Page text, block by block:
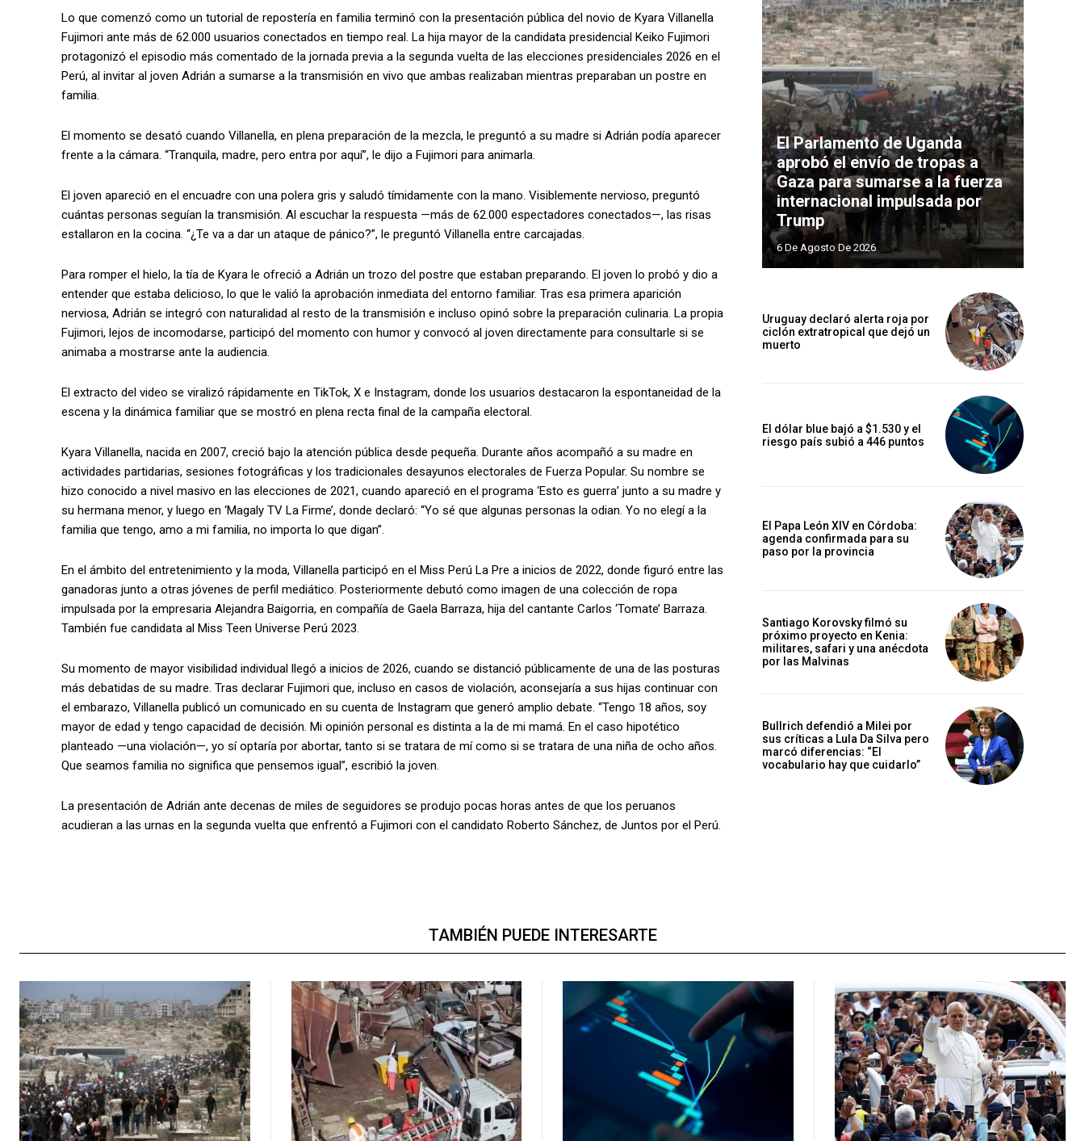
Lo que comenzó como un tutorial de repostería en familia terminó con la presentación pública del novio de Kyara Villanella
Fujimori ante más de 62.000 usuarios conectados en tiempo real. La hija mayor de la candidata presidencial Keiko Fujimori
protagonizó el episodio más comentado de la jornada previa a la segunda vuelta de las elecciones presidenciales 2026 en el
Perú, al invitar al joven Adrián a sumarse a la transmisión en vivo que ambas realizaban mientras preparaban un postre en
familia.
El momento se desató cuando Villanella, en plena preparación de la mezcla, le preguntó a su madre si Adrián podía aparecer
frente a la cámara. “Tranquila, madre, pero entra por aquí”, le dijo a Fujimori para animarla.
El joven apareció en el encuadre con una polera gris y saludó tímidamente con la mano. Visiblemente nervioso, preguntó
cuántas personas seguían la transmisión. Al escuchar la respuesta —más de 62.000 espectadores conectados—, las risas
estallaron en la cocina. “¿Te va a dar un ataque de pánico?”, le preguntó Villanella entre carcajadas.
Para romper el hielo, la tía de Kyara le ofreció a Adrián un trozo del postre que estaban preparando. El joven lo probó y dio a
entender que estaba delicioso, lo que le valió la aprobación inmediata del entorno familiar. Tras esa primera aparición
nerviosa, Adrián se integró con naturalidad al resto de la transmisión e incluso opinó sobre la preparación culinaria. La propia
Fujimori, lejos de incomodarse, participó del momento con humor y convocó al joven directamente para consultarle si se
animaba a mostrarse ante la audiencia.
El extracto del video se viralizó rápidamente en TikTok, X e Instagram, donde los usuarios destacaron la espontaneidad de la
escena y la dinámica familiar que se mostró en plena recta final de la campaña electoral.
Kyara Villanella, nacida en 2007, creció bajo la atención pública desde pequeña. Durante años acompañó a su madre en
actividades partidarias, sesiones fotográficas y los tradicionales desayunos electorales de Fuerza Popular. Su nombre se
hizo conocido a nivel masivo en las elecciones de 2021, cuando apareció en el programa ‘Esto es guerra’ junto a su madre y
su hermana menor, y luego en ‘Magaly TV La Firme’, donde declaró: “Yo sé que algunas personas la odian. Yo no elegí a la
familia que tengo, amo a mi familia, no importa lo que digan”.
En el ámbito del entretenimiento y la moda, Villanella participó en el Miss Perú La Pre a inicios de 2022, donde figuró entre las
ganadoras junto a otras jóvenes de perfil mediático. Posteriormente debutó como imagen de una colección de ropa
impulsada por la empresaria Alejandra Baigorria, en compañía de Gaela Barraza, hija del cantante Carlos ‘Tomate’ Barraza.
También fue candidata al Miss Teen Universe Perú 2023.
Su momento de mayor visibilidad individual llegó a inicios de 2026, cuando se distanció públicamente de una de las posturas
más debatidas de su madre. Tras declarar Fujimori que, incluso en casos de violación, aconsejaría a sus hijas continuar con
el embarazo, Villanella publicó un comunicado en su cuenta de Instagram que generó amplio debate. “Tengo 18 años, soy
mayor de edad y tengo capacidad de decisión. Mi opinión personal es distinta a la de mi mamá. En el caso hipotético
planteado —una violación—, yo sí optaría por abortar, tanto si se tratara de mí como si se tratara de una niña de ocho años.
Que seamos familia no significa que pensemos igual”, escribió la joven.
La presentación de Adrián ante decenas de miles de seguidores se produjo pocas horas antes de que los peruanos
acudieran a las urnas en la segunda vuelta que enfrentó a Fujimori con el candidato Roberto Sánchez, de Juntos por el Perú.
El Parlamento de Uganda
aprobó el envío de tropas a
Gaza para sumarse a la fuerza
internacional impulsada por
Trump
6 De Agosto De 2026
Uruguay declaró alerta roja por
ciclón extratropical que dejó un
muerto
El dólar blue bajó a $1.530 y el
riesgo país subió a 446 puntos
El Papa León XIV en Córdoba:
agenda confirmada para su
paso por la provincia
Santiago Korovsky filmó su
próximo proyecto en Kenia:
militares, safari y una anécdota
por las Malvinas
Bullrich defendió a Milei por
sus críticas a Lula Da Silva pero
marcó diferencias: “El
vocabulario hay que cuidarlo”
TAMBIÉN PUEDE INTERESARTE